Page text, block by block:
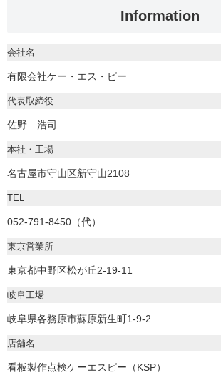
Information
会社名
有限会社ケー・エス・ピー
代表取締役
佐野 浩司
本社・工場
名古屋市守山区新守山2108
TEL
052-791-8450（代）
東京営業所
東京都中野区松が丘2-19-11
岐阜工場
岐阜県各務原市蘇原新生町1-9-2
店舗名
看板製作点検ケーエスピー（KSP）